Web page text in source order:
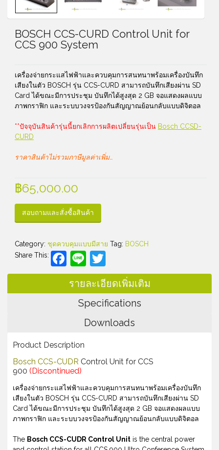
BOSCH CCS-CURD Control Unit for
CCS 900 System
เครื่องจ่ายกระแสไฟฟ้าและควบคุมการสนทนาพร้อมเครื่องบันทึก
เสียงในตัว BOSCH รุ่น CCS-CURD สามารถบันทึกเสียงผ่าน SD
Card ได้ขณะมีการประชุม บันทึกได้สูงสุด 2 GB จอแสดงผลแบบ
ภาพกราฟิก และระบบวงจรป้องกันสัญญาณย้อนกลับแบบดิจิตอล
**ปัจจุบันสินค้ารุ่นนี้ยกเลิกการผลิตเปลี่ยนรุ่นเป็น Bosch CCSD-
CURD
ราคาสินค้าไม่รวมภาษีมูลค่าเพิ่ม…
฿65,000.00
สอบถามและสั่งซื้อสินค้า
Category: ชุดควบคุมแบบมีสาย Tag: BOSCH
Share This:
Facebook
Line
รายละเอียดเพิ่มเติม
Specifications
Downloads
Product Description
Bosch CCS-CUDR Control Unit for CCS
900 (Discontinued)
เครื่องจ่ายกระแสไฟฟ้าและควบคุมการสนทนาพร้อมเครื่องบันทึก
เสียงในตัว BOSCH รุ่น CCS-CURD สามารถบันทึกเสียงผ่าน SD
Card ได้ขณะมีการประชุม บันทึกได้สูงสุด 2 GB จอแสดงผลแบบ
ภาพกราฟิก และระบบวงจรป้องกันสัญญาณย้อนกลับแบบดิจิตอล
The Bosch CCS-CUDR Control Unit is the central power